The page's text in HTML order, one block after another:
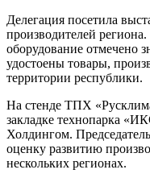
Делегация посетила
производителей
оборудование отмечено
удостоены товары,
территории республики.
На стенде ТПХ
закладке технопарка
Холдингом.
оценку развитию
нескольких регионах.